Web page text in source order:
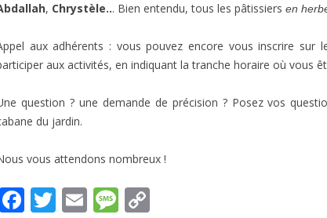
, Chrystèle... Bien entendu, tous les pâtissiers en
aux adhérents : vous pouvez encore vous inscrire sur
aux activités, en indiquant la tranche horaire où vous
question ? une demande de précision ? Posez vos
du jardin.
vous attendons nombreux !
F T E M